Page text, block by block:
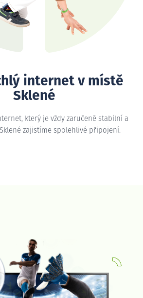
internet v místě
Sklené
který je vždy zaručeně stabilní a
zajistíme spolehlivé připojení.